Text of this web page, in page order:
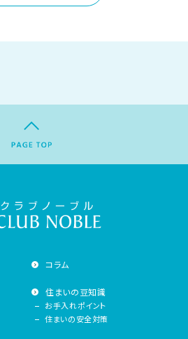
コラム
住まいの豆知識
お手入れポイント
住まいの安全対策